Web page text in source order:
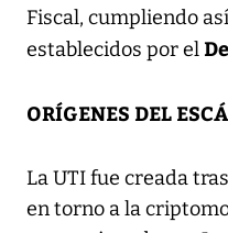
Fiscal, cumpliendo
establecidos por el
ORÍGENES DEL
La UTI fue creada
en torno a la